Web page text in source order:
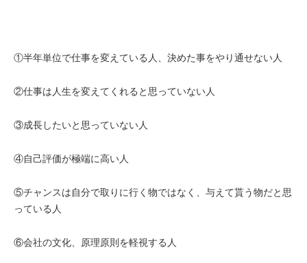
①半年単位で仕事を変えている人、決めた事をやり通せない人
②仕事は人生を変えてくれると思っていない人
③成長したいと思っていない人
④自己評価が極端に高い人
⑤チャンスは自分で取りに行く物ではなく、与えて貰う物だと思
っている人
⑥会社の文化、原理原則を軽視する人